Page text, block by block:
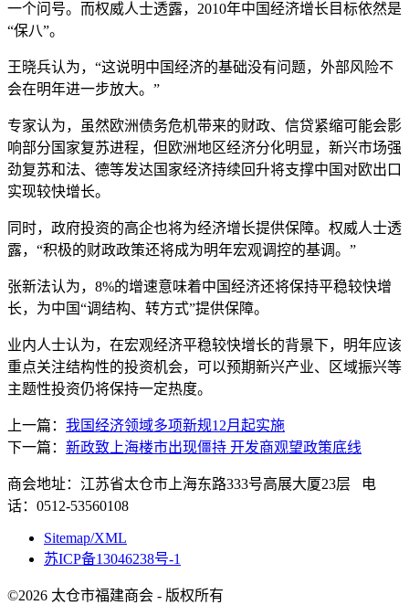
一个问号。而权威人士透露，2010年中国经济增长目标依然是
“保八”。
王晓兵认为，“这说明中国经济的基础没有问题，外部风险不
会在明年进一步放大。”
专家认为，虽然欧洲债务危机带来的财政、信贷紧缩可能会影
响部分国家复苏进程，但欧洲地区经济分化明显，新兴市场强
劲复苏和法、德等发达国家经济持续回升将支撑中国对欧出口
实现较快增长。
同时，政府投资的高企也将为经济增长提供保障。权威人士透
露，“积极的财政政策还将成为明年宏观调控的基调。”
张新法认为，8%的增速意味着中国经济还将保持平稳较快增
长，为中国“调结构、转方式”提供保障。
业内人士认为，在宏观经济平稳较快增长的背景下，明年应该
重点关注结构性的投资机会，可以预期新兴产业、区域振兴等
主题性投资仍将保持一定热度。
上一篇： 我国经济领域多项新规12月起实施
下一篇： 新政致上海楼市出现僵持 开发商观望政策底线
商会地址：江苏省太仓市上海东路333号高展大厦23层 电
话：0512-53560108
Sitemap/XML
苏ICP备13046238号-1
©2026 太仓市福建商会 - 版权所有